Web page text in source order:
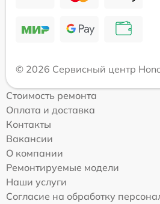
© 2026 Сервисный центр
Стоимость ремонта
Оплата и доставка
Контакты
Вакансии
О компании
Ремонтируемые модели
Наши услуги
Согласие на обработку